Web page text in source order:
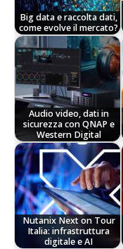
Big data e raccolta dati,
come evolve il mercato?
Audio video, dati in
sicurezza con QNAP e
Western Digital
Nutanix Next on Tour
Italia: infrastruttura
digitale e AI